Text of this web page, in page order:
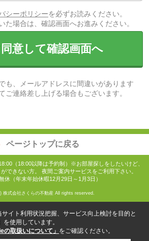
シーポリシーを必ずお読みください。
た場合は、確認画面へお進みください。
意して確認画面へ
も、メールアドレスに間違いがあります
ご連絡差し上げる場合もございます。
ページトップに戻る
（18:00以降は予約制）※お部屋探しをしたいけど、
できない方。 夜間ご案内サービスをご利用下さい。
休（年末年始休暇12月29日～1月3日）
株式会社さくらの不動産 All rights reserved.
イト利用状況把握、サービス向上検討を目的と
使用しています。
の取扱いについて」 をご確認ください。